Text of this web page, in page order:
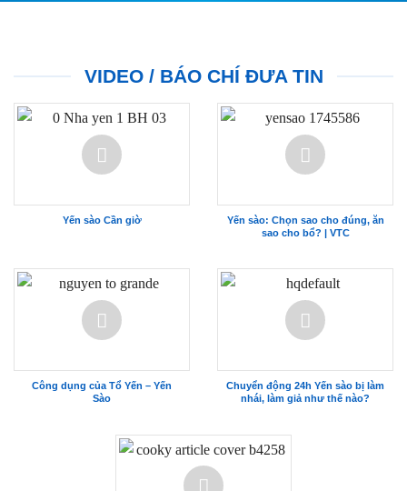
VIDEO / BÁO CHÍ ĐƯA TIN
Yến sào Cần giờ
Yến sào: Chọn sao cho đúng, ăn
sao cho bổ? | VTC
Công dụng của Tổ Yến – Yến
Sào
Chuyển động 24h Yến sào bị làm
nhái, làm giả như thế nào?